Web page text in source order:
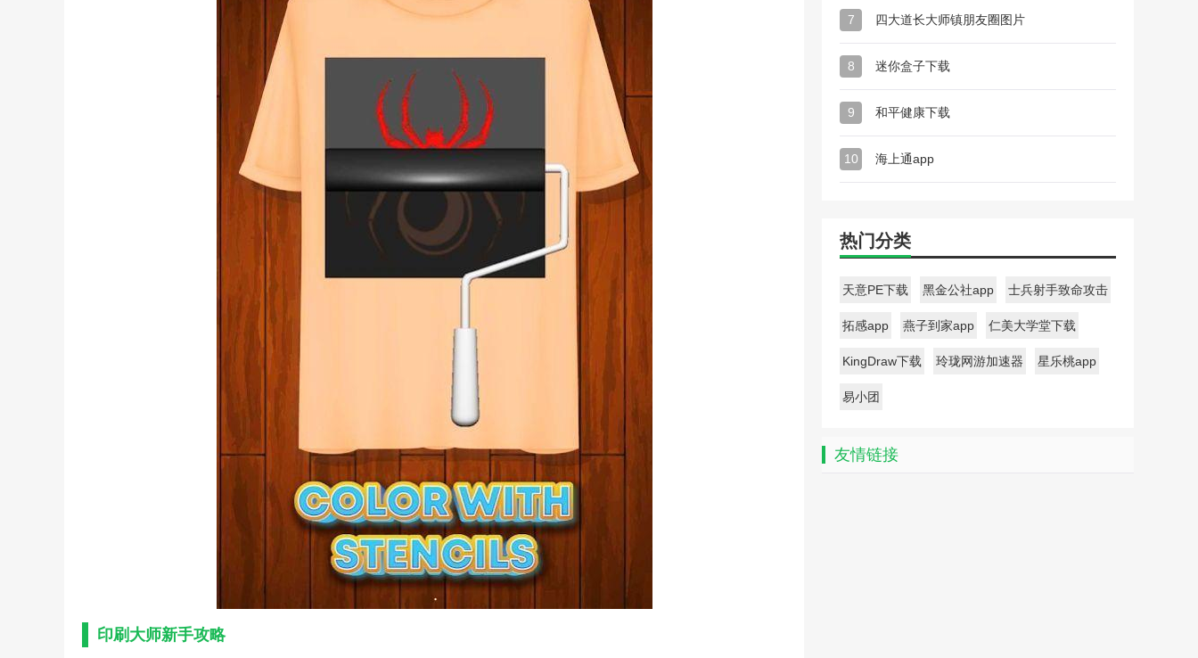
印刷大师新手攻略
7 四大道长大师镇朋友圈图片
8 迷你盒子下载
9 和平健康下载
10 海上通app
热门分类
天意PE下载 黑金公社app 士兵射手致命攻击
拓感app 燕子到家app 仁美大学堂下载
KingDraw下载 玲珑网游加速器 星乐桃app
易小团
友情链接